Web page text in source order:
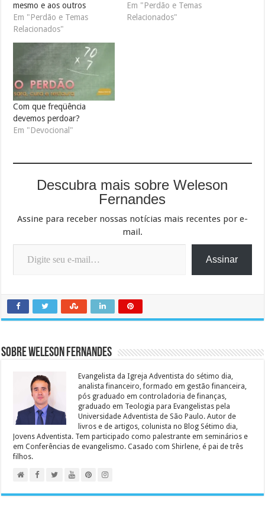
mesmo e aos outros
Em "Perdão e Temas
Relacionados"
Em "Perdão e Temas
Relacionados"
Com que freqüência
devemos perdoar?
Em "Devocional"
Descubra mais sobre Weleson
Fernandes
Assine para receber nossas notícias mais recentes por e-
mail.
Digite seu e-mail…
Assinar
Sobre Weleson Fernandes
Evangelista da Igreja Adventista do sétimo dia,
analista financeiro, formado em gestão financeira,
pós graduado em controladoria de finanças,
graduado em Teologia para Evangelistas pela
Universidade Adventista de São Paulo. Autor de
livros e de artigos, colunista no Blog Sétimo dia,
Jovens Adventista. Tem participado como palestrante em seminários e
em Conferências de evangelismo. Casado com Shirlene, é pai de três
filhos.